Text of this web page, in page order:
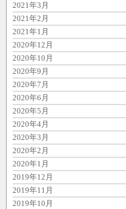
2021年3月
2021年2月
2021年1月
2020年12月
2020年10月
2020年9月
2020年7月
2020年6月
2020年5月
2020年4月
2020年3月
2020年2月
2020年1月
2019年12月
2019年11月
2019年10月